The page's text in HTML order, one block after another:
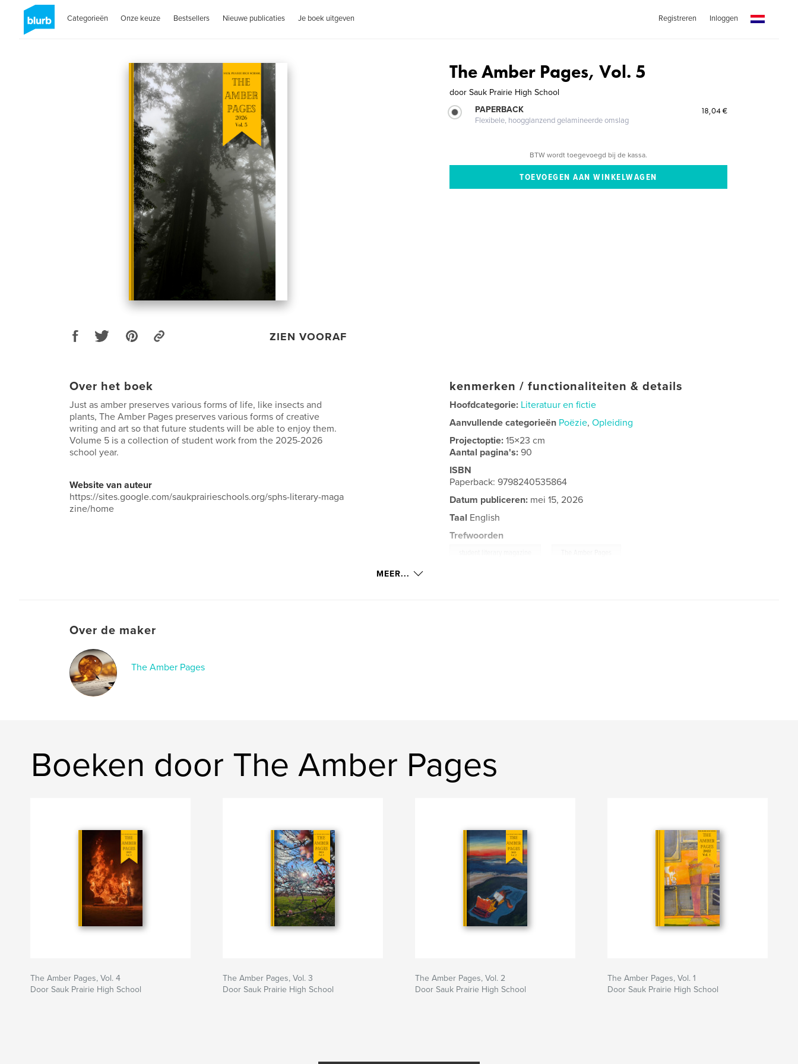
Categorieën Onze keuze Bestsellers Nieuwe publicaties Je boek uitgeven Registreren Inloggen
ZIEN VOORAF
The Amber Pages, Vol. 5
door Sauk Prairie High School
PAPERBACK
Flexibele, hoogglanzend gelamineerde omslag
18,04 €
BTW wordt toegevoegd bij de kassa.
Over het boek
Just as amber preserves various forms of life, like insects and
plants, The Amber Pages preserves various forms of creative
writing and art so that future students will be able to enjoy them.
Volume 5 is a collection of student work from the 2025-2026
school year.
Website van auteur
https://sites.google.com/saukprairieschools.org/sphs-literary-maga
zine/home
kenmerken / functionaliteiten & details
Hoofdcategorie: Literatuur en fictie
Aanvullende categorieën Poëzie,Opleiding
Projectoptie:15×23 cm
Aantal pagina's:90
ISBN
Paperback: 9798240535864
Datum publiceren: mei 15, 2026
Taal English
Trefwoorden
MEER...
Over de maker
The Amber Pages
Boeken door The Amber Pages
The Amber Pages, Vol. 4
Door Sauk Prairie High School
The Amber Pages, Vol. 3
Door Sauk Prairie High School
The Amber Pages, Vol. 2
Door Sauk Prairie High School
The Amber Pages, Vol. 1
Door Sauk Prairie High School